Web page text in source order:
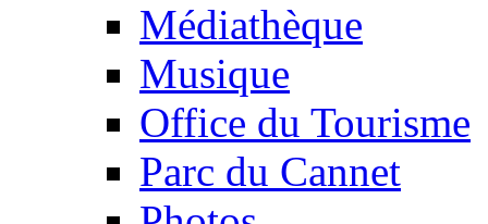
Médiathèque
Musique
Office du Tourisme
Parc du Cannet